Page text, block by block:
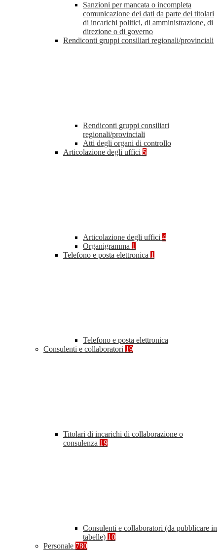
Sanzioni per mancata o incompleta
comunicazione dei dati da parte dei titolari
di incarichi politici, di amministrazione, di
direzione o di governo
Rendiconti gruppi consiliari regionali/provinciali
Rendiconti gruppi consiliari
regionali/provinciali
Atti degli organi di controllo
Articolazione degli uffici 5
Articolazione degli uffici 4
Organigramma 1
Telefono e posta elettronica 1
Telefono e posta elettronica
Consulenti e collaboratori 19
Titolari di incarichi di collaborazione o
consulenza 19
Consulenti e collaboratori (da pubblicare in
tabelle) 10
Personale 780